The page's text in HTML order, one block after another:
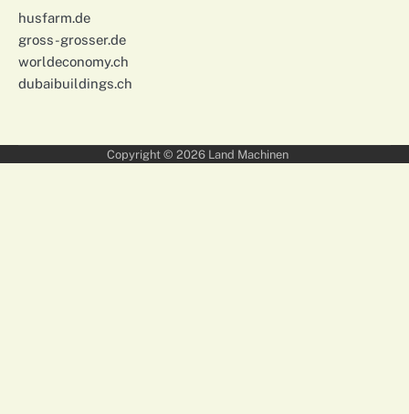
husfarm.de
gross-grosser.de
worldeconomy.ch
dubaibuildings.ch
Copyright © 2026 Land Machinen